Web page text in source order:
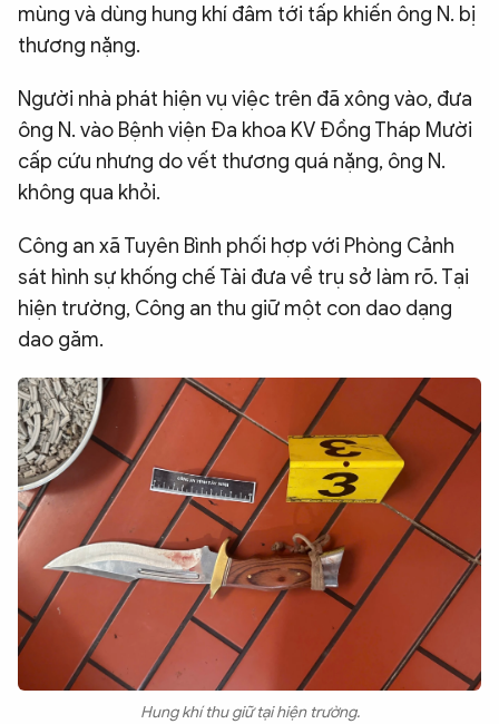
mùng và dùng hung khí đâm tới tấp khiến ông N. bị
thương nặng.
Người nhà phát hiện vụ việc trên đã xông vào, đưa
ông N. vào Bệnh viện Đa khoa KV Đồng Tháp Mười
cấp cứu nhưng do vết thương quá nặng, ông N.
không qua khỏi.
Công an xã Tuyên Bình phối hợp với Phòng Cảnh
sát hình sự khống chế Tài đưa về trụ sở làm rõ. Tại
hiện trường, Công an thu giữ một con dao dạng
dao găm.
Hung khí thu giữ tại hiện trường.